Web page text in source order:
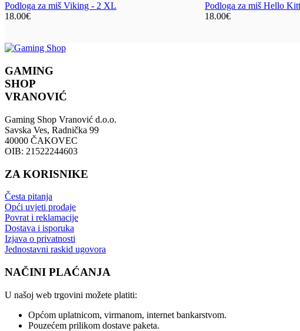
Podloga za miš Viking - 2 XL
18.00€
Podloga za miš Hello
18.00€
GAMING
SHOP
VRANOVIĆ
Gaming Shop Vranović d.o.o.
Savska Ves, Radnička 99
40000 ČAKOVEC
OIB: 21522244603
ZA KORISNIKE
Česta pitanja
Opći uvjeti prodaje
Povrat i reklamacije
Dostava i isporuka
Izjava o privatnosti
Jednostavni raskid ugovora
NAČINI PLAĆANJA
U našoj web trgovini možete platiti:
Općom uplatnicom, virmanom, internet bankarstvom.
Pouzećem prilikom dostave paketa.